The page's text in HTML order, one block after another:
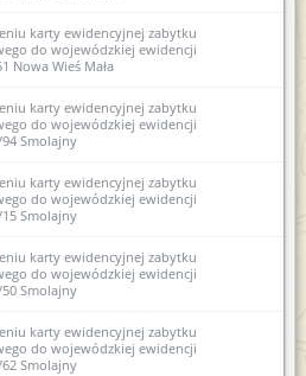
karty ewidencyjnej zabytku
do wojewódzkiej ewidencji
Nowa Wieś Mała
karty ewidencyjnej zabytku
do wojewódzkiej ewidencji
Smolajny
karty ewidencyjnej zabytku
do wojewódzkiej ewidencji
Smolajny
karty ewidencyjnej zabytku
do wojewódzkiej ewidencji
Smolajny
karty ewidencyjnej zabytku
do wojewódzkiej ewidencji
Smolajny